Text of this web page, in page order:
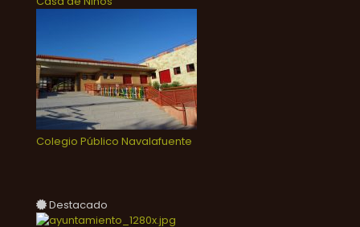
Colegio Público Navalafuente
Destacado